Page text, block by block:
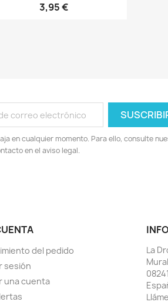
3,95 €
en cualquier momento. Para ello, consulte
en el aviso legal.
del pedido
sesión
una cuenta
La